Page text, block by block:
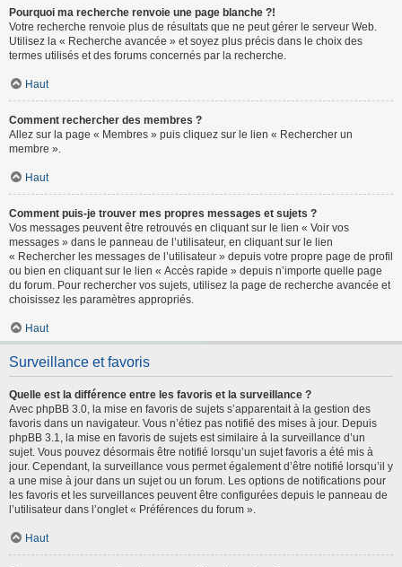
Pourquoi ma recherche renvoie une page blanche ?!
Votre recherche renvoie plus de résultats que ne peut gérer le serveur Web.
Utilisez la « Recherche avancée » et soyez plus précis dans le choix des
termes utilisés et des forums concernés par la recherche.
Haut
Comment rechercher des membres ?
Allez sur la page « Membres » puis cliquez sur le lien « Rechercher un
membre ».
Haut
Comment puis-je trouver mes propres messages et sujets ?
Vos messages peuvent être retrouvés en cliquant sur le lien « Voir vos
messages » dans le panneau de l’utilisateur, en cliquant sur le lien
« Rechercher les messages de l’utilisateur » depuis votre propre page de profil
ou bien en cliquant sur le lien « Accès rapide » depuis n’importe quelle page
du forum. Pour rechercher vos sujets, utilisez la page de recherche avancée et
choisissez les paramètres appropriés.
Haut
Surveillance et favoris
Quelle est la différence entre les favoris et la surveillance ?
Avec phpBB 3.0, la mise en favoris de sujets s’apparentait à la gestion des
favoris dans un navigateur. Vous n’étiez pas notifié des mises à jour. Depuis
phpBB 3.1, la mise en favoris de sujets est similaire à la surveillance d’un
sujet. Vous pouvez désormais être notifié lorsqu’un sujet favoris a été mis à
jour. Cependant, la surveillance vous permet également d’être notifié lorsqu’il y
a une mise à jour dans un sujet ou un forum. Les options de notifications pour
les favoris et les surveillances peuvent être configurées depuis le panneau de
l’utilisateur dans l’onglet « Préférences du forum ».
Haut